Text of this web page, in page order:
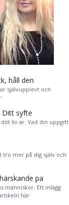
håll den
självupplevt och
Ditt syfte
liv är. Vad din uppgift
tro mer på dig själv och
pa
människor. Ett inlägg
här